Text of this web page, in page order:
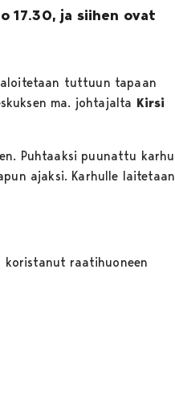
17.30, ja siihen ovat
tuttuun tapaan
ma. johtajalta Kirsi
Puhtaaksi puunattu karhu
ajaksi. Karhulle laitetaan
koristanut raatihuoneen